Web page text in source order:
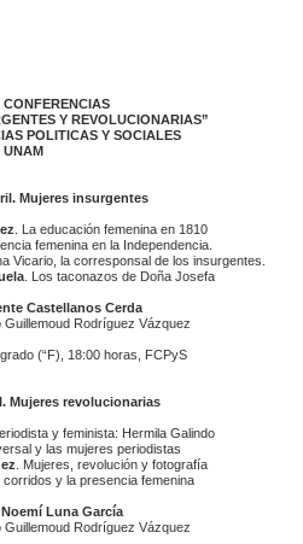
Y REVOLUCIONARIAS”
POLITICAS Y SOCIALES
UNAM
Mujeres insurgentes
. La educación femenina en 1810
femenina en la Independencia.
Vicario, la corresponsal de los insurgentes.
. Los taconazos de Doña Josefa
Castellanos Cerda
Guillemoud Rodríguez Vázquez
(“F), 18:00 horas, FCPyS
Mujeres revolucionarias
y feminista: Hermila Galindo
y las mujeres periodistas
. Mujeres, revolución y fotografía
corridos y la presencia femenina
Noemí Luna García
Guillemoud Rodríguez Vázquez